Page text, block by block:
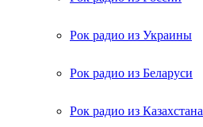
Рок радио из Украины
Рок радио из Беларуси
Рок радио из Казахстана